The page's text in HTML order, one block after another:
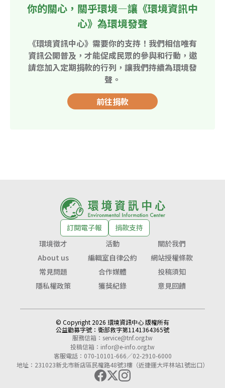
你的關心，關乎環境—讓《環境資訊中
心》為環境發聲
《環境資訊中心》需要你的支持！我們相信唯有
資訊公開普及，才能促成民眾的參與和行動，邀
請您加入定期捐款的行列，讓我們持續為環境發
聲。
前往捐款
訂閱電子報
捐款支持
環境徵才
活動
關於我們
About us
編輯室自律公約
網站授權條款
常見問題
合作媒體
投稿須知
隱私權政策
獲獎紀錄 意見回饋
© Copyright 2026 環境資訊中心 版權所有
公益勸募字號： 衛部救字第1141364365號
服務信箱： service@tnf.org.tw
投稿信箱： infor@e-info.org.tw
客服電話：070-10101-666／02-2910-6000
地址：231023新北市新店區民權路48號3樓（近捷運大坪林站1號出口）